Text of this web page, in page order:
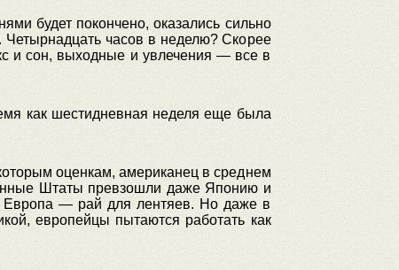
будет покончено, оказались сильно
Четырнадцать часов в неделю? Скорее
и сон, выходные и увлечения — все в
как шестидневная неделя еще была
оценкам, американец в среднем
Штаты превзошли даже Японию и
Европа — рай для лентяев. Но даже в
европейцы пытаются работать как